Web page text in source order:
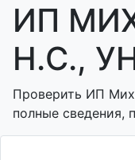
ИП
Н.С.,
Проверить ИП
полные сведения,